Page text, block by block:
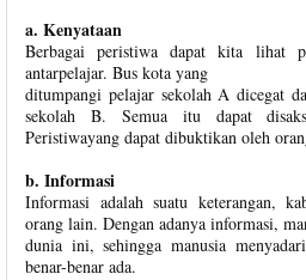
a. Kenyataan
Berbagai peristiwa dapat kita lihat
antarpelajar. Bus kota yang
ditumpangi pelajar sekolah A dicegat
sekolah B. Semua itu dapat
Peristiwayang dapat dibuktikan oleh
b. Informasi
Informasi adalah suatu keterangan,
orang lain. Dengan adanya informasi,
dunia ini, sehingga manusia
benar-benar ada.